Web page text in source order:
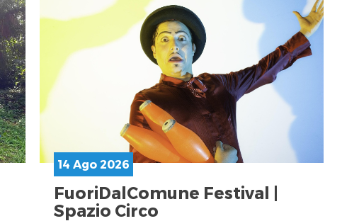
14 Ago 2026
FuoriDalComune Festival |
Spazio Circo